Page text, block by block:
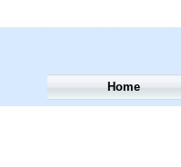
Home